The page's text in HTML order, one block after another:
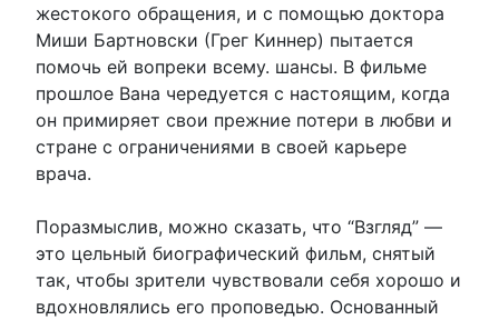
жестокого обращения, и с помощью доктора
Миши Бартновски (Грег Киннер) пытается
помочь ей вопреки всему. шансы. В фильме
прошлое Вана чередуется с настоящим, когда
он примиряет свои прежние потери в любви и
стране с ограничениями в своей карьере
врача.
Поразмыслив, можно сказать, что “Взгляд” —
это цельный биографический фильм, снятый
так, чтобы зрители чувствовали себя хорошо и
вдохновлялись его проповедью. Основанный